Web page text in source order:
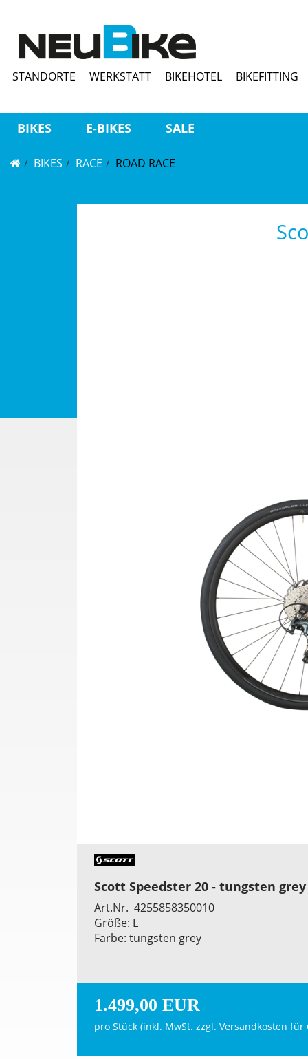
STANDORTE WERKSTATT BIKEHOTEL BIKEFITTING
BIKES E-BIKES SALE
BIKES RACE ROAD RACE
Scott Speedster 20 - tungsten grey
Art.Nr. 4255858350010
Größe: L
Farbe: tungsten grey
1.499,00 EUR
pro Stück (inkl. MwSt. zzgl. Versandkosten für